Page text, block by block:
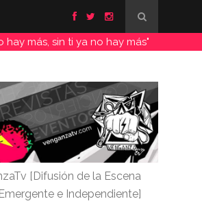
hay más, sin ti ya no hay más"
[Difusión de la Escena
e Independiente]